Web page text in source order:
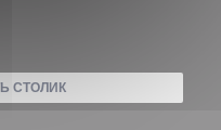
СТОЛИК